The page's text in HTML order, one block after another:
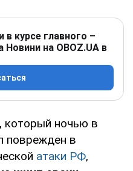
в курсе главного –
Новини на OBOZ.UA в
который ночью в
поврежден в
атаки РФ,